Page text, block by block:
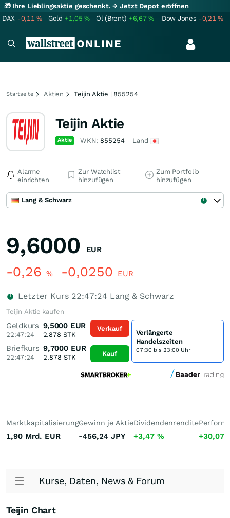
🎁 Ihre Lieblingsaktie geschenkt.→ Jetzt Depot eröffnen
DAX -0,11% Gold +1,05% Öl (Brent) +6,67% Dow Jones -0,21%
Startseite Aktien Teijin Aktie | 855254
Teijin Aktie
Aktie WKN: 855254 Land
Alarme
einrichten
Zur Watchlist
hinzufügen
Zum Portfolio
hinzufügen
Lang & Schwarz
9,6000 EUR
-0,26 % -0,0250 EUR
Letzter Kurs 22:47:24 Lang & Schwarz
Teijin Aktie kaufen
Geldkurs
22:47:24
9,5000 EUR
2.878 STK
Briefkurs
22:47:24
9,7000 EUR
2.878 STK
Verkauf
Kauf
Verlängerte
Handelszeiten
07:30 bis 23:00 Uhr
Marktkapitalisierung
1,90 Mrd. EUR
Gewinn je Aktie
-456,24 JPY
Dividendenrendite
+3,47 % +30,07
Kurse, Daten, News & Forum
Teijin Chart